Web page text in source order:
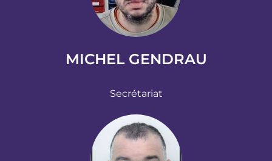
MICHEL GENDRAU
Secrétariat